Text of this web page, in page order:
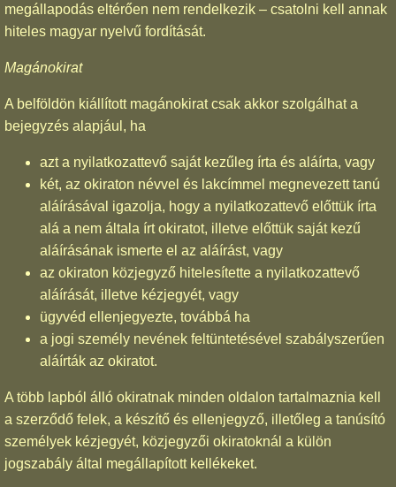
megállapodás eltérően nem rendelkezik – csatolni kell annak
hiteles magyar nyelvű fordítását.
Magánokirat
A belföldön kiállított magánokirat csak akkor szolgálhat a
bejegyzés alapjául, ha
azt a nyilatkozattevő saját kezűleg írta és aláírta, vagy
két, az okiraton névvel és lakcímmel megnevezett tanú
aláírásával igazolja, hogy a nyilatkozattevő előttük írta
alá a nem általa írt okiratot, illetve előttük saját kezű
aláírásának ismerte el az aláírást, vagy
az okiraton közjegyző hitelesítette a nyilatkozattevő
aláírását, illetve kézjegyét, vagy
ügyvéd ellenjegyezte, továbbá ha
a jogi személy nevének feltüntetésével szabályszerűen
aláírták az okiratot.
A több lapból álló okiratnak minden oldalon tartalmaznia kell
a szerződő felek, a készítő és ellenjegyző, illetőleg a tanúsító
személyek kézjegyét, közjegyzői okiratoknál a külön
jogszabály által megállapított kellékeket.